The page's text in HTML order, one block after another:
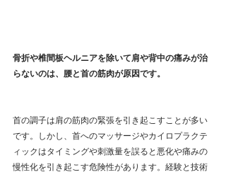
骨折や椎間板ヘルニアを除いて肩や背中の痛みが治
らないのは、腰と首の筋肉が原因です。
首の調子は肩の筋肉の緊張を引き起こすことが多い
です。しかし、首へのマッサージやカイロプラクテ
ィックはタイミングや刺激量を誤ると悪化や痛みの
慢性化を引き起こす危険性があります。経験と技術